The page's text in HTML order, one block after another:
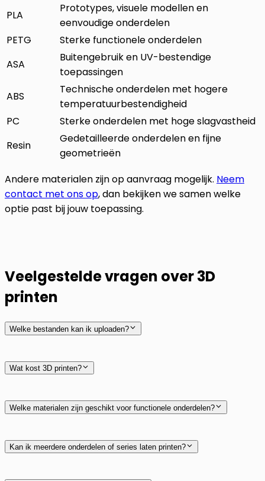
PLA
Prototypes, visuele modellen en
eenvoudige onderdelen
PETG
Sterke functionele onderdelen
ASA
Buitengebruik en UV-bestendige
toepassingen
ABS
Technische onderdelen met hogere
temperatuurbestendigheid
PC
Sterke onderdelen met hoge slagvastheid
Resin
Gedetailleerde onderdelen en fijne
geometrieën
Andere materialen zijn op aanvraag mogelijk. Neem
contact met ons op, dan bekijken we samen welke
optie past bij jouw toepassing.
Veelgestelde vragen over 3D
printen
Welke bestanden kan ik uploaden?
Wat kost 3D printen?
Welke materialen zijn geschikt voor functionele onderdelen?
Kan ik meerdere onderdelen of series laten printen?